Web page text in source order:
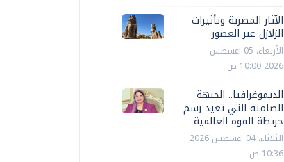
الآثار المصرية وتأثيرات
الزلازل عبر العصور
الأربعاء، 05 اغسطس
2026 10:00 ص
الديموغرافيا.. الجبهة
الصامتة التي تعيد رسم
خريطة القوة العالمية
الثلاثاء، 04 اغسطس 2026
10:36 ص